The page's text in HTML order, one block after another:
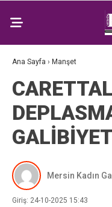
Ana Sayfa › Manşet
Mersin Kadın
Giriş: 24-10-2025 15:43